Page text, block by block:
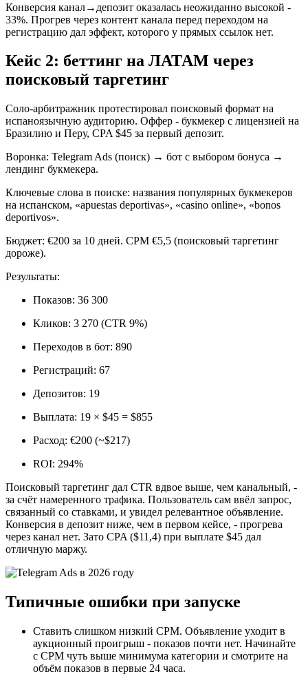
Конверсия канал→депозит оказалась неожиданно высокой -
33%. Прогрев через контент канала перед переходом на
регистрацию дал эффект, которого у прямых ссылок нет.
Кейс 2: беттинг на ЛАТАМ через
поисковый таргетинг
Соло-арбитражник протестировал поисковый формат на
испаноязычную аудиторию. Оффер - букмекер с лицензией на
Бразилию и Перу, CPA $45 за первый депозит.
Воронка: Telegram Ads (поиск) → бот с выбором бонуса →
лендинг букмекера.
Ключевые слова в поиске: названия популярных букмекеров
на испанском, «apuestas deportivas», «casino online», «bonos
deportivos».
Бюджет: €200 за 10 дней. CPM €5,5 (поисковый таргетинг
дороже).
Результаты:
Показов: 36 300
Кликов: 3 270 (CTR 9%)
Переходов в бот: 890
Регистраций: 67
Депозитов: 19
Выплата: 19 × $45 = $855
Расход: €200 (~$217)
ROI: 294%
Поисковый таргетинг дал CTR вдвое выше, чем канальный, -
за счёт намеренного трафика. Пользователь сам ввёл запрос,
связанный со ставками, и увидел релевантное объявление.
Конверсия в депозит ниже, чем в первом кейсе, - прогрева
через канал нет. Зато CPA ($11,4) при выплате $45 дал
отличную маржу.
Типичные ошибки при запуске
Ставить слишком низкий CPM. Объявление уходит в
аукционный проигрыш - показов почти нет. Начинайте
с CPM чуть выше минимума категории и смотрите на
объём показов в первые 24 часа.